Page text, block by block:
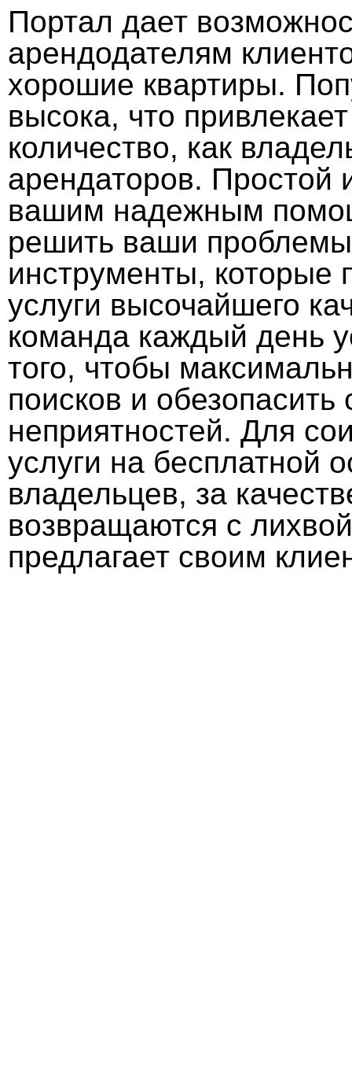
Портал дает
арендодателям
хорошие квартиры.
высока, что
количество, как
арендаторов. Простой
вашим надежным
решить ваши
инструменты, которые
услуги высочайшего
команда каждый день
того, чтобы
поисков и обезопасить
неприятностей. Для
услуги на бесплатной
владельцев, за
возвращаются с
предлагает своим